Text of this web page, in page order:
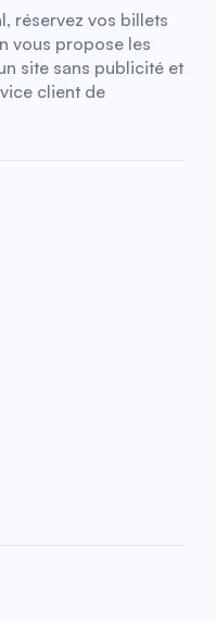
réservez vos billets
vous propose les
site sans publicité et
client de